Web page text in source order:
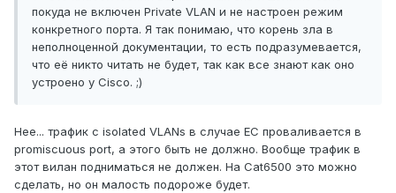
покуда не включен Private VLAN и не настроен режим
конкретного порта. Я так понимаю, что корень зла в
неполноценной документации, то есть подразумевается,
что её никто читать не будет, так как все знают как оно
устроено у Cisco. ;)
Нее... трафик с isolated VLANs в случае EC проваливается в
promiscuous port, а этого быть не должно. Вообще трафик в
этот вилан подниматься не должен. На Cat6500 это можно
сделать, но он малость подороже будет.